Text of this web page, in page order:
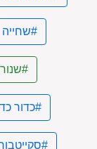
#שחייה
#כדור